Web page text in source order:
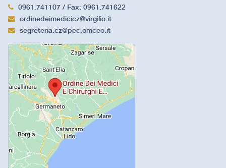
0961.741107 / Fax: 0961.741622
ordinedeimedicicz@virgilio.it
segreteria.cz@pec.omceo.it